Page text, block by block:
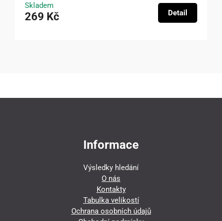
Skladem
269 Kč Detail
Informace
Výsledky hledání
O nás
Kontakty
Tabulka velikostí
Ochrana osobních údajů